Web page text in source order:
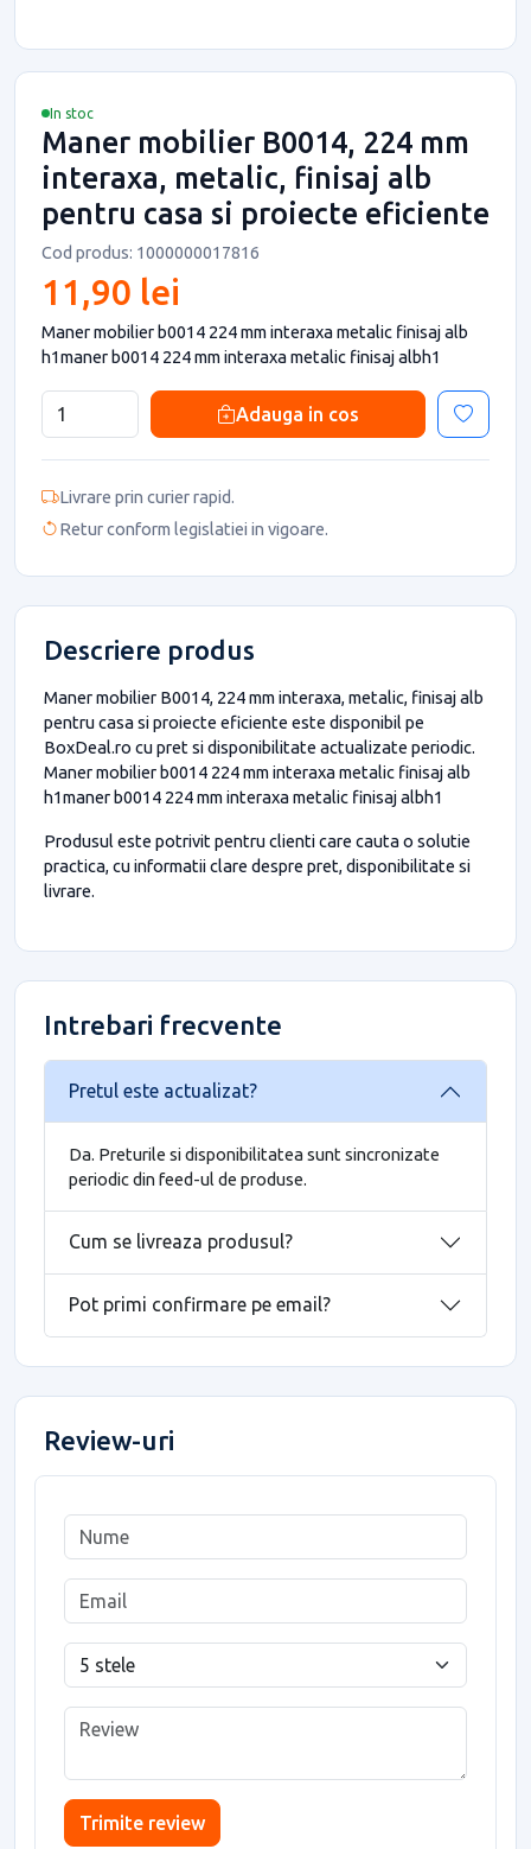
In stoc
Maner mobilier B0014, 224 mm
interaxa, metalic, finisaj alb
pentru casa si proiecte eficiente
Cod produs: 1000000017816
11,90 lei
Maner mobilier b0014 224 mm interaxa metalic finisaj alb
h1maner b0014 224 mm interaxa metalic finisaj albh1
Adauga in cos
Livrare prin curier rapid.
Retur conform legislatiei in vigoare.
Descriere produs
Maner mobilier B0014, 224 mm interaxa, metalic, finisaj alb
pentru casa si proiecte eficiente este disponibil pe
BoxDeal.ro cu pret si disponibilitate actualizate periodic.
Maner mobilier b0014 224 mm interaxa metalic finisaj alb
h1maner b0014 224 mm interaxa metalic finisaj albh1
Produsul este potrivit pentru clienti care cauta o solutie
practica, cu informatii clare despre pret, disponibilitate si
livrare.
Intrebari frecvente
Pretul este actualizat?
Da. Preturile si disponibilitatea sunt sincronizate
periodic din feed-ul de produse.
Cum se livreaza produsul?
Pot primi confirmare pe email?
Review-uri
Trimite review